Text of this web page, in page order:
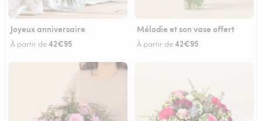
Joyeux anniversaire
À partir de42€95
Mélodie et son vase offert
À partir de42€95